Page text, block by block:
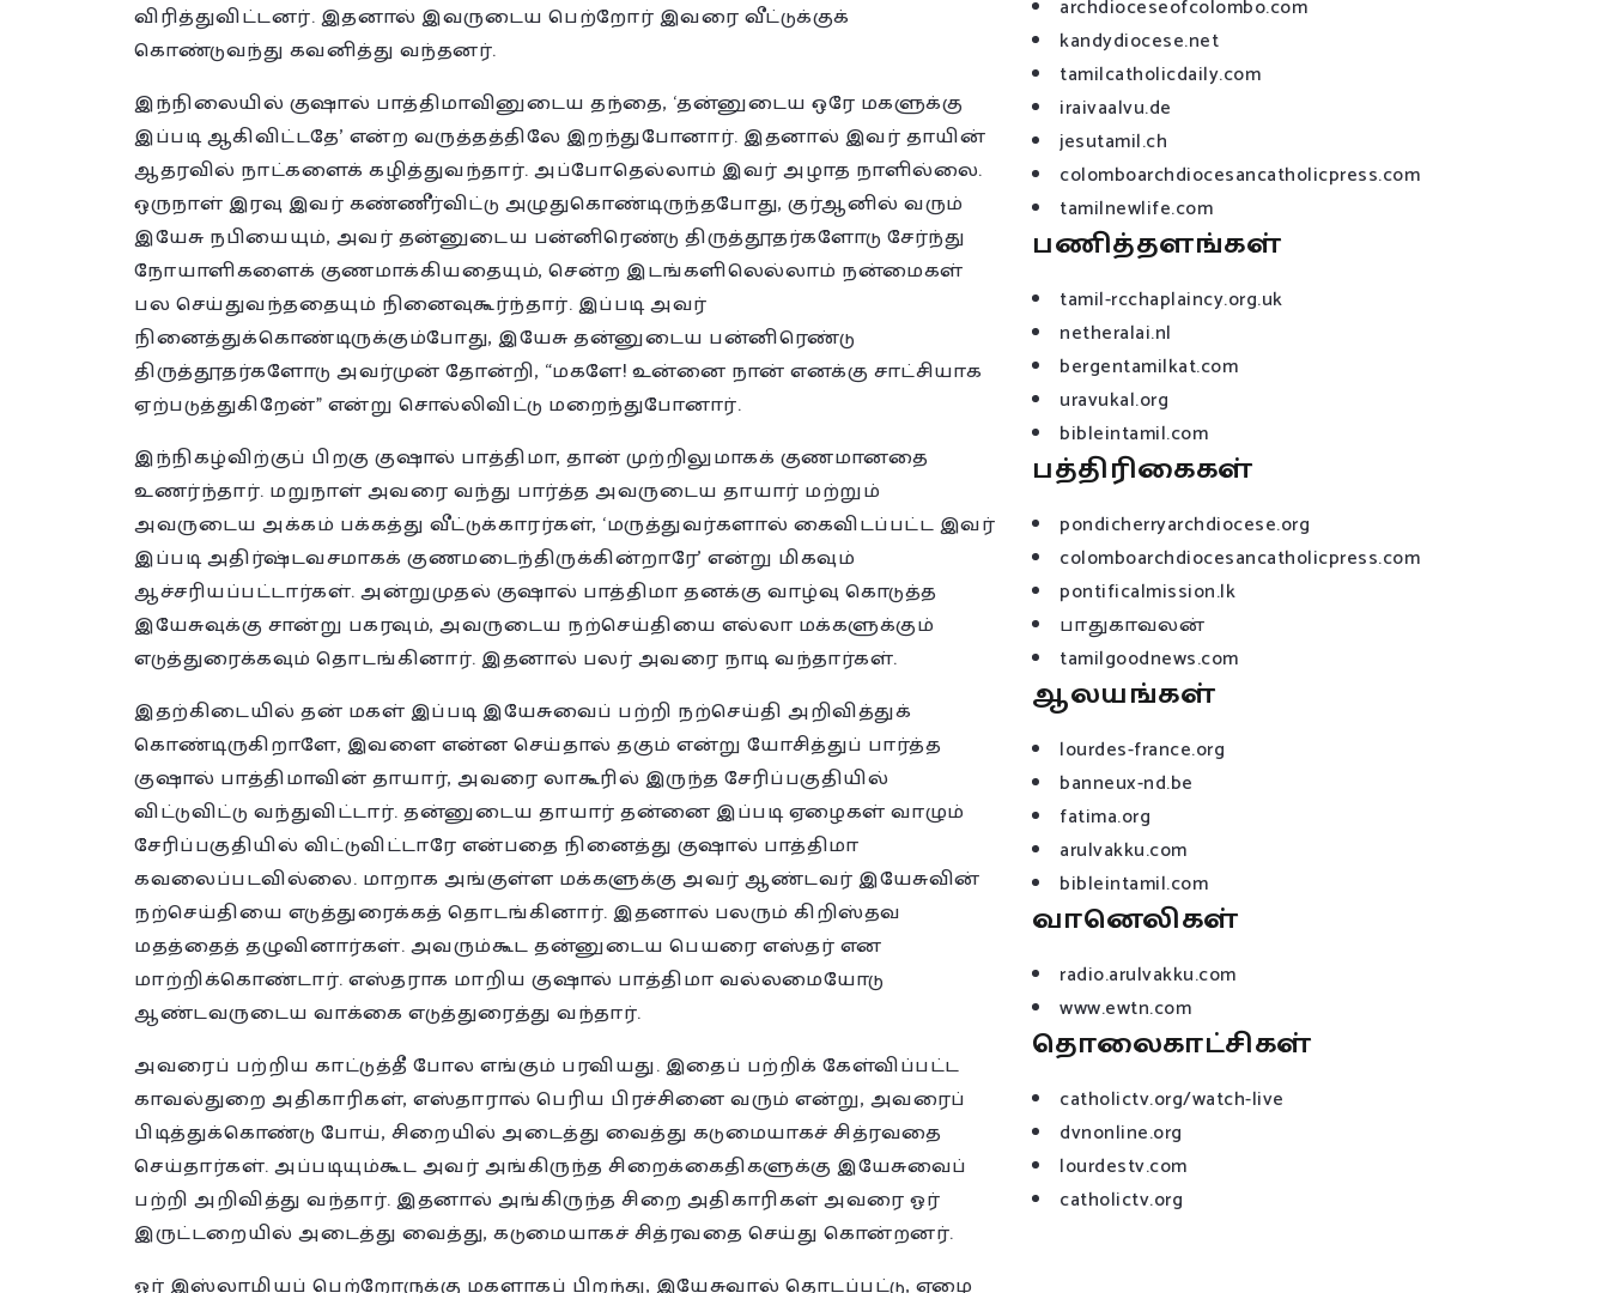
விரித்துவிட்டனர். இதனால் இவருடைய பெற்றோர் இவரை வீட்டுக்குக்
கொண்டுவந்து கவனித்து வந்தனர்.
இந்நிலையில் குஷால் பாத்திமாவினுடைய தந்தை, ‘தன்னுடைய ஒரே மகளுக்கு
இப்படி ஆகிவிட்டதே’ என்ற வருத்தத்திலே இறந்துபோனார். இதனால் இவர் தாயின்
ஆதரவில் நாட்களைக் கழித்துவந்தார். அப்போதெல்லாம் இவர் அழாத நாளில்லை.
ஒருநாள் இரவு இவர் கண்ணீர்விட்டு அழுதுகொண்டிருந்தபோது, குர்ஆனில் வரும்
இயேசு நபியையும், அவர் தன்னுடைய பன்னிரெண்டு திருத்தூதர்களோடு சேர்ந்து
நோயாளிகளைக் குணமாக்கியதையும், சென்ற இடங்களிலெல்லாம் நன்மைகள்
பல செய்துவந்ததையும் நினைவுகூர்ந்தார். இப்படி அவர்
நினைத்துக்கொண்டிருக்கும்போது, இயேசு தன்னுடைய பன்னிரெண்டு
திருத்தூதர்களோடு அவர்முன் தோன்றி, “மகளே! உன்னை நான் எனக்கு சாட்சியாக
ஏற்படுத்துகிறேன்” என்று சொல்லிவிட்டு மறைந்துபோனார்.
இந்நிகழ்விற்குப் பிறகு குஷால் பாத்திமா, தான் முற்றிலுமாகக் குணமானதை
உணர்ந்தார். மறுநாள் அவரை வந்து பார்த்த அவருடைய தாயார் மற்றும்
அவருடைய அக்கம் பக்கத்து வீட்டுக்காரர்கள், ‘மருத்துவர்களால் கைவிடப்பட்ட இவர்
இப்படி அதிர்ஷ்டவசமாகக் குணமடைந்திருக்கின்றாரே’ என்று மிகவும்
ஆச்சரியப்பட்டார்கள். அன்றுமுதல் குஷால் பாத்திமா தனக்கு வாழ்வு கொடுத்த
இயேசுவுக்கு சான்று பகரவும், அவருடைய நற்செய்தியை எல்லா மக்களுக்கும்
எடுத்துரைக்கவும் தொடங்கினார். இதனால் பலர் அவரை நாடி வந்தார்கள்.
இதற்கிடையில் தன் மகள் இப்படி இயேசுவைப் பற்றி நற்செய்தி அறிவித்துக்
கொண்டிருகிறாளே, இவளை என்ன செய்தால் தகும் என்று யோசித்துப் பார்த்த
குஷால் பாத்திமாவின் தாயார், அவரை லாகூரில் இருந்த சேரிப்பகுதியில்
விட்டுவிட்டு வந்துவிட்டார். தன்னுடைய தாயார் தன்னை இப்படி ஏழைகள் வாழும்
சேரிப்பகுதியில் விட்டுவிட்டாரே என்பதை நினைத்து குஷால் பாத்திமா
கவலைப்படவில்லை. மாறாக அங்குள்ள மக்களுக்கு அவர் ஆண்டவர் இயேசுவின்
நற்செய்தியை எடுத்துரைக்கத் தொடங்கினார். இதனால் பலரும் கிறிஸ்தவ
மதத்தைத் தழுவினார்கள். அவரும்கூட தன்னுடைய பெயரை எஸ்தர் என
மாற்றிக்கொண்டார். எஸ்தராக மாறிய குஷால் பாத்திமா வல்லமையோடு
ஆண்டவருடைய வாக்கை எடுத்துரைத்து வந்தார்.
அவரைப் பற்றிய காட்டுத்தீ போல எங்கும் பரவியது. இதைப் பற்றிக் கேள்விப்பட்ட
காவல்துறை அதிகாரிகள், எஸ்தாரால் பெரிய பிரச்சினை வரும் என்று, அவரைப்
பிடித்துக்கொண்டு போய், சிறையில் அடைத்து வைத்து கடுமையாகச் சித்ரவதை
செய்தார்கள். அப்படியும்கூட அவர் அங்கிருந்த சிறைக்கைதிகளுக்கு இயேசுவைப்
பற்றி அறிவித்து வந்தார். இதனால் அங்கிருந்த சிறை அதிகாரிகள் அவரை ஓர்
இருட்டறையில் அடைத்து வைத்து, கடுமையாகச் சித்ரவதை செய்து கொன்றனர்.
ஓர் இஸ்லாமியப் பெற்றோருக்கு மகளாகப் பிறந்து, இயேசுவால் தொடப்பட்டு, ஏழை
archdioceseofcolombo.com
kandydiocese.net
tamilcatholicdaily.com
iraivaalvu.de
jesutamil.ch
colomboarchdiocesancatholicpress.com
tamilnewlife.com
பணித்தளங்கள்
tamil-rcchaplaincy.org.uk
netheralai.nl
bergentamilkat.com
uravukal.org
bibleintamil.com
பத்திரிகைகள்
pondicherryarchdiocese.org
colomboarchdiocesancatholicpress.com
pontificalmission.lk
பாதுகாவலன்
tamilgoodnews.com
ஆலயங்கள்
lourdes-france.org
banneux-nd.be
fatima.org
arulvakku.com
bibleintamil.com
வானெலிகள்
radio.arulvakku.com
www.ewtn.com
தொலைகாட்சிகள்
catholictv.org/watch-live
dvnonline.org
lourdestv.com
catholictv.org